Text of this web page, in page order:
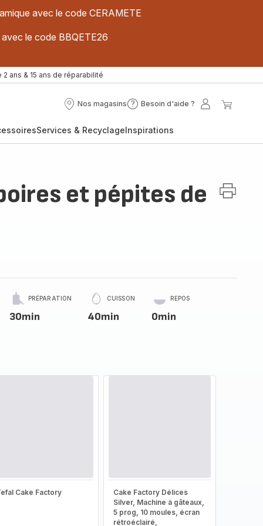
avec le code CERAMETE
le code BBQETE26
2 ans & 15 ans de réparabilité
Nos magasins
Nos
Besoin d'aide ?
Besoin
?
Mon
Services & RecyclageInspirations
et pépites de
PRÉPARATION
30min
CUISSON
40min
REPOS
0min
Cake Factory
Cake Factory Délices
Silver, Machine à gâteaux,
5 prog, 10 moules, écran
rétroéclairé,